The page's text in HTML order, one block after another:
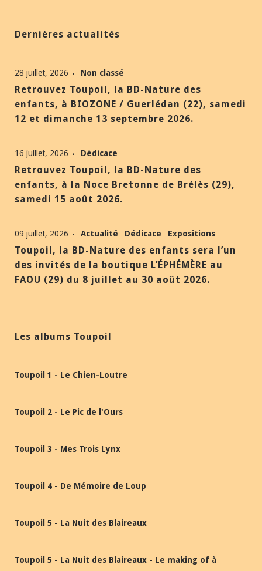
Dernières actualités
28 juillet, 2026 Non classé
Retrouvez Toupoil, la BD-Nature des
enfants, à BIOZONE / Guerlédan (22), samedi
12 et dimanche 13 septembre 2026.
16 juillet, 2026 Dédicace
Retrouvez Toupoil, la BD-Nature des
enfants, à la Noce Bretonne de Brélès (29),
samedi 15 août 2026.
09 juillet, 2026 Actualité Dédicace Expositions
Toupoil, la BD-Nature des enfants sera l’un
des invités de la boutique L’ÉPHÉMÈRE au
FAOU (29) du 8 juillet au 30 août 2026.
Les albums Toupoil
Toupoil 1 - Le Chien-Loutre
Toupoil 2 - Le Pic de l'Ours
Toupoil 3 - Mes Trois Lynx
Toupoil 4 - De Mémoire de Loup
Toupoil 5 - La Nuit des Blaireaux
Toupoil 5 - La Nuit des Blaireaux - Le making of à